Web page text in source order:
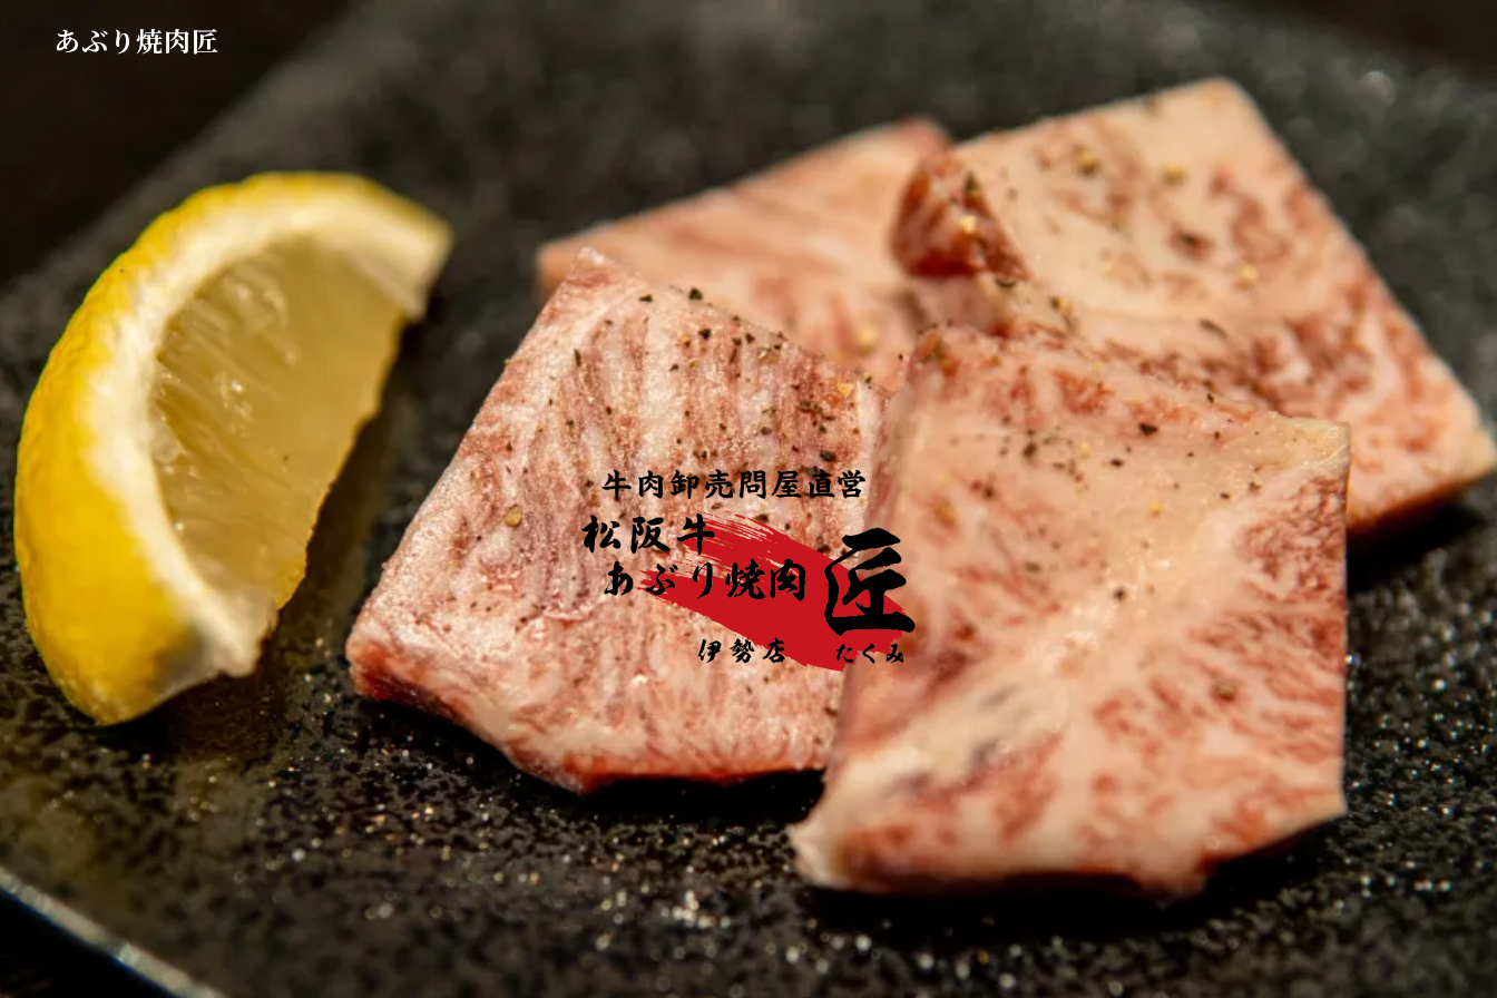
あぶり焼肉匠